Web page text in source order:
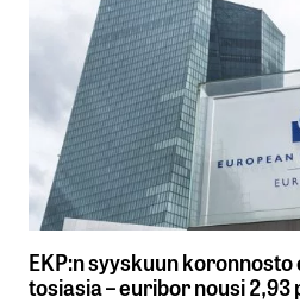
EKP:n syyskuun
tosiasia – euribor nousi